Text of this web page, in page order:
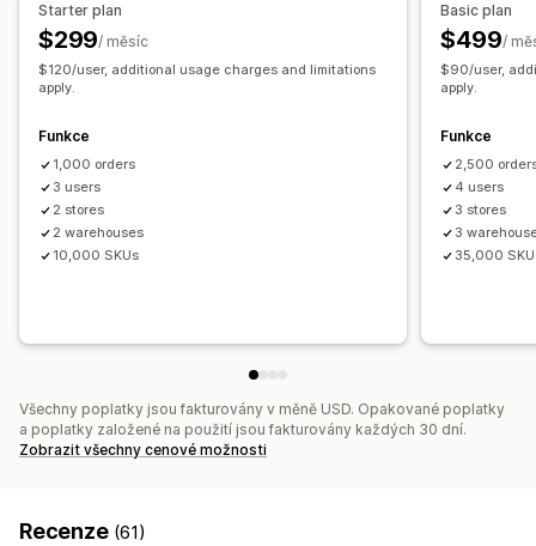
Plánování skladových zásob
Automatizace pracovního postupu
Řízení objednávek
Nevyřízené objednávky
Hromadné zpracování
Nákupní objednávky
Notifikace a analytika
Notifikace o doplnění skladových zásob
Oznámení a výkazy
Automatizovaná upozornění
Aktualizace objednávek
Upozornění na nízké zásoby
Metriky výkonnosti
Podrobné protokoly
Starter plan
$299/ měsíc
$120/user, additional usage charges and limitations
apply.
Funkce
1,000 orders
3 users
2 stores
2 warehouses
10,000 SKUs
Basic plan
$499/
$90/user,
apply.
Funkce
2,500
4 users
3 stores
3
35,000
Všechny poplatky jsou fakturovány v měně USD. Opakované poplatky
a poplatky založené na použití jsou fakturovány každých 30 dní.
Zobrazit všechny cenové možnosti
Recenze (61)